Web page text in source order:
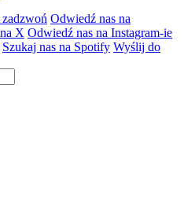
Odwiedź nas na
X Odwiedź nas na Instagram-ie
Szukaj nas na Spotify Wyślij do